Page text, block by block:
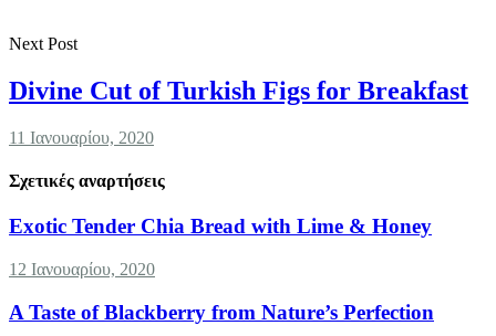
Next Post
Divine Cut of Turkish Figs for Breakfast
11 Ιανουαρίου, 2020
Σχετικές αναρτήσεις
Exotic Tender Chia Bread with Lime & Honey
12 Ιανουαρίου, 2020
A Taste of Blackberry from Nature’s Perfection